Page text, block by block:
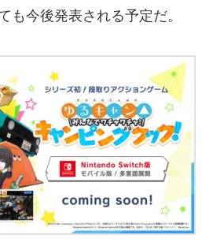
も今後発表される予定だ。